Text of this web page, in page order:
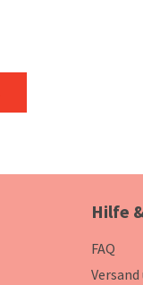
Hilfe
FAQ